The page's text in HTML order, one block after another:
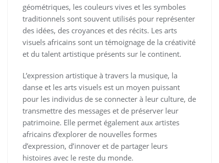
géométriques, les couleurs vives et les symboles
traditionnels sont souvent utilisés pour représenter
des idées, des croyances et des récits. Les arts
visuels africains sont un témoignage de la créativité
et du talent artistique présents sur le continent.
L’expression artistique à travers la musique, la
danse et les arts visuels est un moyen puissant
pour les individus de se connecter à leur culture, de
transmettre des messages et de préserver leur
patrimoine. Elle permet également aux artistes
africains d’explorer de nouvelles formes
d’expression, d’innover et de partager leurs
histoires avec le reste du monde.